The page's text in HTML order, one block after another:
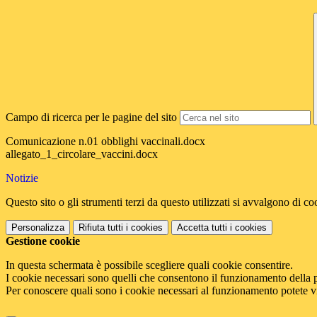
Campo di ricerca per le pagine del sito
Comunicazione n.01 obblighi vaccinali.docx
allegato_1_circolare_vaccini.docx
Notizie
Questo sito o gli strumenti terzi da questo utilizzati si avvalgono di
Personalizza Rifiuta tutti i cookies Accetta tutti i cookies
Gestione cookie
In questa schermata è possibile scegliere quali cookie consentire.
I cookie necessari sono quelli che consentono il funzionamento
Per conoscere quali sono i cookie necessari al funzionamento potete